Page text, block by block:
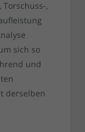
,
sich so
und
derselben